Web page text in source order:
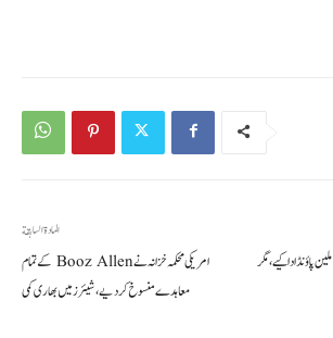
المادة السابقة
امریکی محکمہ خزانہ نے Booz Allen کے تمام
معاہدے منسوخ کر دیے، شیئرز میں بھاری کمی
تمی ایبراہام کی منتقلی: بشکتاش نے 11 ملین پاؤنڈ ادا کیے، مگر